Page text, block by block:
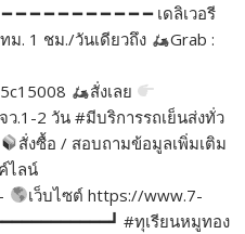
━ ━ ━ ━ ━ ━ ━ ━ ━ ━ เดลิเวอรี
ม. 1 ชม./วันเดียวถึง
Grab :
สั่งเลย
ว.1-2 วัน #มีบริการรถเย็นส่งทั่ว
สั่งซื้อ / สอบถามข้อมูลเพิ่มเติม
ไลน์
เว็บไซต์ https://www.7-
#ทุเรียนหมูทอง